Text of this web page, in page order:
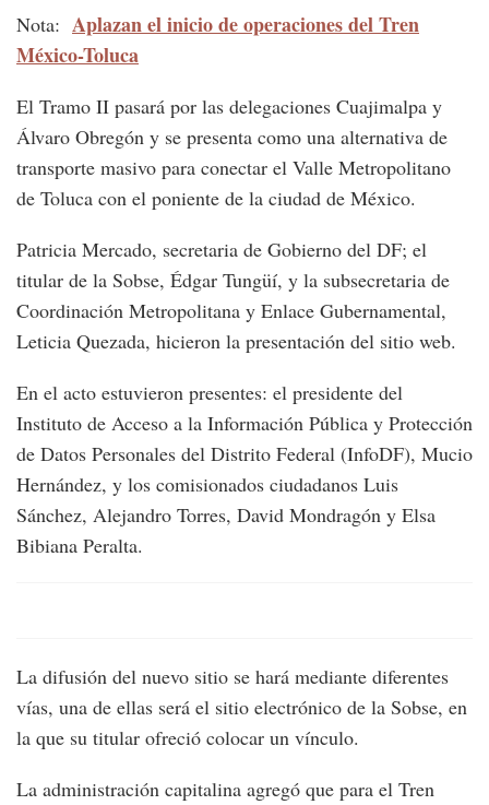
Nota: Aplazan el inicio de operaciones del Tren
México-Toluca
El Tramo II pasará por las delegaciones Cuajimalpa y
Álvaro Obregón y se presenta como una alternativa de
transporte masivo para conectar el Valle Metropolitano
de Toluca con el poniente de la ciudad de México.
Patricia Mercado, secretaria de Gobierno del DF; el
titular de la Sobse, Édgar Tungüí, y la subsecretaria de
Coordinación Metropolitana y Enlace Gubernamental,
Leticia Quezada, hicieron la presentación del sitio web.
En el acto estuvieron presentes: el presidente del
Instituto de Acceso a la Información Pública y Protección
de Datos Personales del Distrito Federal (InfoDF), Mucio
Hernández, y los comisionados ciudadanos Luis
Sánchez, Alejandro Torres, David Mondragón y Elsa
Bibiana Peralta.
La difusión del nuevo sitio se hará mediante diferentes
vías, una de ellas será el sitio electrónico de la Sobse, en
la que su titular ofreció colocar un vínculo.
La administración capitalina agregó que para el Tren